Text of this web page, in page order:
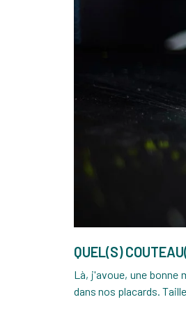
QUEL(S)
Là, j'avoue, une bonne
dans nos placards.